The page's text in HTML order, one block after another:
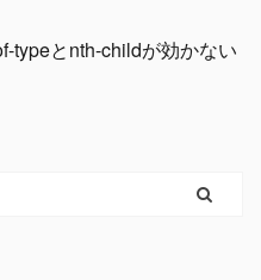
typeとnth-childが効かない